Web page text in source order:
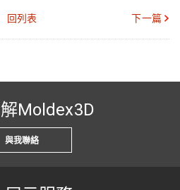
回列表 下一篇
Moldex3D
與我聯絡